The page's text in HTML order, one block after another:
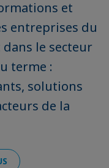
et
entreprises du
le secteur
terme :
solutions
de la